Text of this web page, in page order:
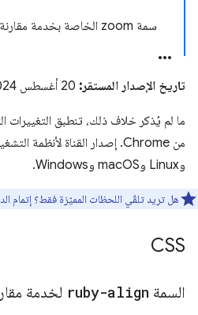
سمة zoom الخاصة بخدمة مقارنة الأسعار (CSS) الموحّدة
تاريخ الإصدار المستقر:
وLinux وmacOS وWindows.
هل تريد تلقّي اللحظات المميّزة فقط؟ إتمام
CSS
السمة ruby-align لخدمة